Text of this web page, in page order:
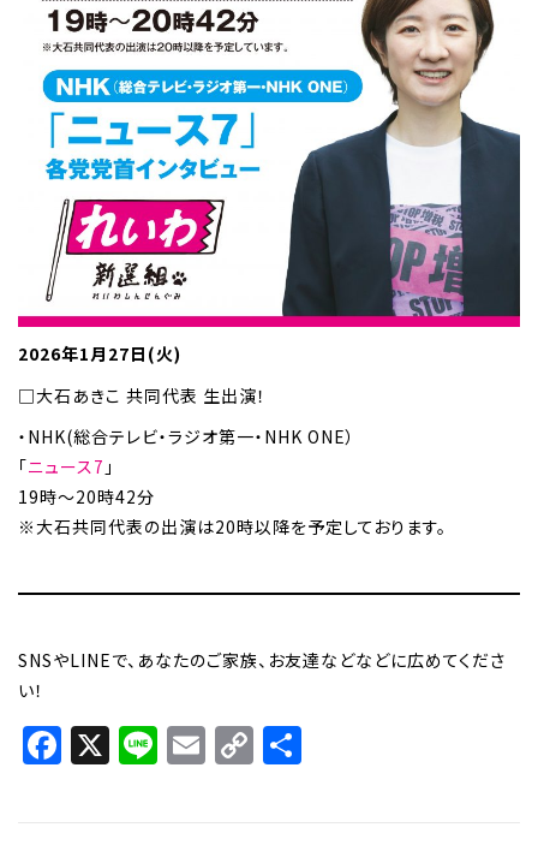
2026年1月27日(火)
□大石あきこ 共同代表 生出演！
・NHK(総合テレビ・ラジオ第一・NHK ONE）
「ニュース7 」
19時～20時42分
※大石共同代表の出演は20時以降を予定しております。
SNSやLINEで、あなたのご家族、お友達などなどに広めてくださ
い！
Facebook
X LineEmail
Copy